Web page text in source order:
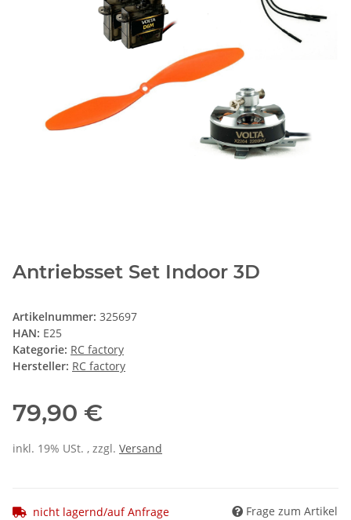
Antriebsset Set Indoor 3D
Artikelnummer: 325697
HAN: E25
Kategorie: RC factory
Hersteller: RC factory
79,90 €
inkl. 19% USt. , zzgl. Versand
nicht lagernd/auf Anfrage Frage zum Artikel